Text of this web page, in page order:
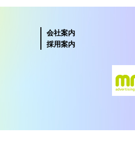
会社案内
採用案内